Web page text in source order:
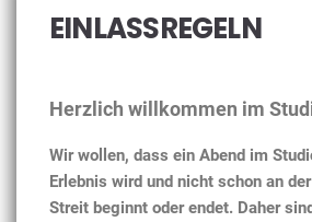
EINLASSREGELN
Herzlich willkommen im
Wir wollen, dass ein Abend im
Erlebnis wird und nicht schon an
Streit beginnt oder endet. Daher